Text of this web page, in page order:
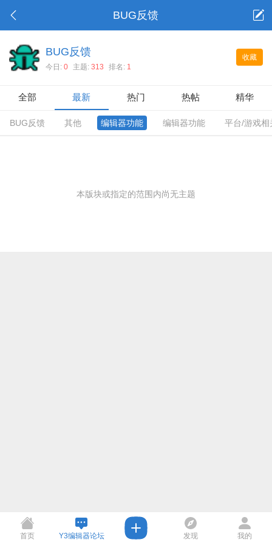
BUG反馈
收藏
BUG反馈
今日: 0 主题: 313 排名: 1
全部 最新 热门 热帖 精华
BUG反馈 其他 编辑器功能 编辑器功能 平台/游戏相
本版块或指定的范围内尚无主题
首页 Y3编辑器论坛 发现 我的